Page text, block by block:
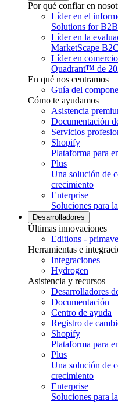
Por qué confiar en
Líder en el
Solutions for
Líder en la
MarketScape
Líder en
Quadrant™ de
En qué nos centramos
Guía del
Cómo te ayudamos
Asistencia
Documentación
Servicios
Shopify
Plataforma para
Plus
Una solución de
crecimiento
Enterprise
Soluciones para
Desarrolladores
Últimas innovaciones
Editions -
Herramientas e
Integraciones
Hydrogen
Asistencia y recursos
Desarrolladores
Documentación
Centro de ayuda
Registro de
Shopify
Plataforma para
Plus
Una solución de
crecimiento
Enterprise
Soluciones para